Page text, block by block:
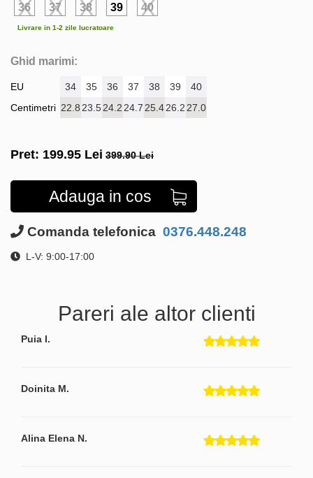
36 37 38 39 40
Livrare in 1-2 zile lucratoare
Ghid marimi:
EU
Centimetri
34 35 36 37 38 39
40
22.8 23.524.2 24.7 25.426.2 27.0
Pret: 199.95 Lei 399.90 Lei
Adauga in cos
Comanda telefonica 0376.448.248
L-V: 9:00-17:00
Pareri ale altor clienti
Puia I.
Doinita M.
Alina Elena N.